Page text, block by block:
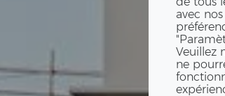
avec
Veuillez
ne